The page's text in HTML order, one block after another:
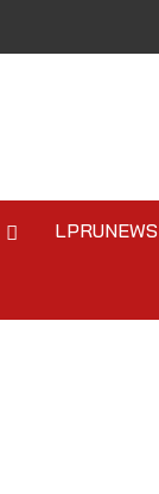
LPRUNEWS